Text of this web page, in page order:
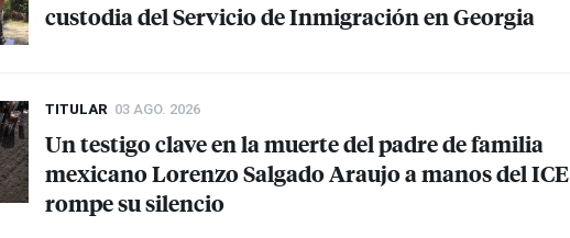
custodia del Servicio de Inmigración en Georgia
TITULAR 03 AGO. 2026
Un testigo clave en la muerte del padre de familia
mexicano Lorenzo Salgado Araujo a manos delICE
rompe su silencio